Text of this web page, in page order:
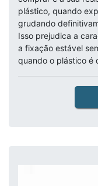
plástico, quando
grudando
Isso prejudica a
a fixação estável
quando o plástico é